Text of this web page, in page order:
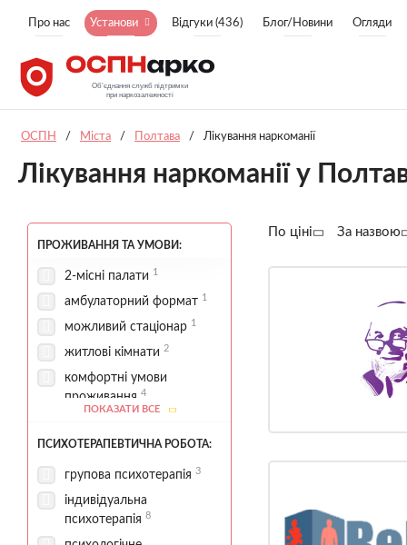
Про нас Установи Відгуки (436) Блог/Новини Огляди
ОСПН / Міста / Полтава / Лікування наркоманії
Лікування наркоманії у
ПРОЖИВАННЯ ТА УМОВИ:
2-місні палати 1
амбулаторний формат 1
можливий стаціонар 1
житлові кімнати 2
комфортні умови
проживання 4
територія для прогулянок
ПОКАЗАТИ ВСЕ
ПСИХОТЕРАПЕВТИЧНА РОБОТА:
групова психотерапія 3
індивідуальна
психотерапія 8
По ціні За назвою